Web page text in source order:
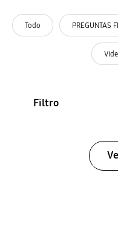
Todo PREGUNTAS
Filtro